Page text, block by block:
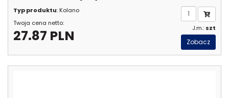
Typ produktu: Kolano
Twoja cena netto:
27.87 PLN J.m.: szt
Zobacz